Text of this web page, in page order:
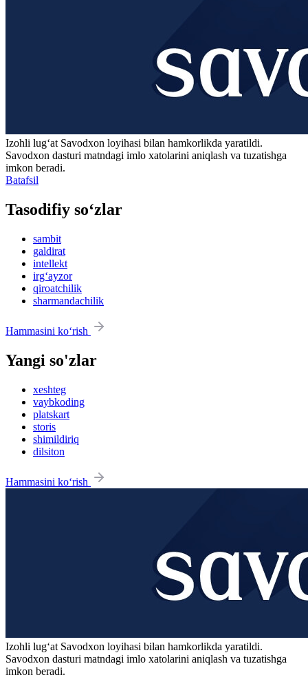
Izohli lugʻat Savodxon loyihasi bilan hamkorlikda yaratildi.
Savodxon dasturi matndagi imlo xatolarini aniqlash va tuzatishga
imkon beradi.
Batafsil
Tasodifiy so‘zlar
sambit
galdirat
intellekt
irg‘ayzor
qiroatchilik
sharmandachilik
Hammasini ko‘rish
Yangi so'zlar
xeshteg
vaybkoding
platskart
storis
shimildiriq
dilsiton
Hammasini ko‘rish
Izohli lugʻat Savodxon loyihasi bilan hamkorlikda yaratildi.
Savodxon dasturi matndagi imlo xatolarini aniqlash va tuzatishga
imkon beradi.